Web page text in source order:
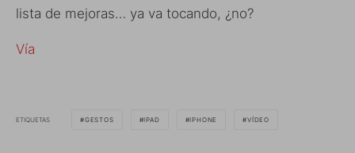
lista de mejoras… ya va tocando, ¿no?
Vía
ETIQUETAS GESTOS IPAD IPHONE VÍDEO